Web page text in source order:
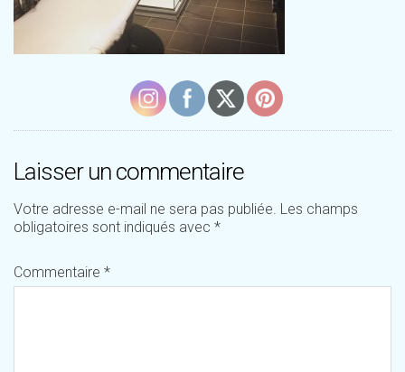
Laisser un commentaire
Votre adresse e-mail ne sera pas publiée. Les champs
obligatoires sont indiqués avec *
Commentaire *